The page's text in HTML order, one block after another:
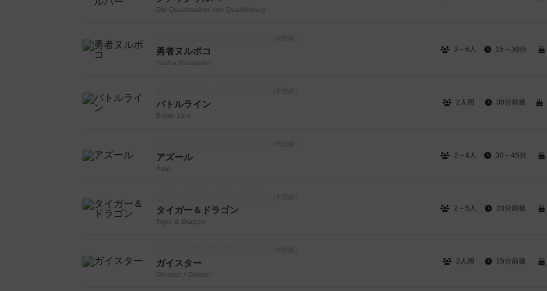
Die Quacksalber von Quedlinburg
勇者ヌルポコ
Yusha Nurupoko
3～6人 15～30分
バトルライン
Battle Line
2人用 30分前後
アズール
Azul
2～4人 30～45分
タイガー＆ドラゴン
Tiger & Dragon
2～5人 20分前後
ガイスター
Ghosts! / Geister
2人用 15分前後